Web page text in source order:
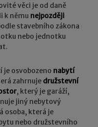
věci je od daně
k němu nejpozději
stavebního zákona
nebo jednotku
je osvobozeno nabytí
zahrnuje družstevní
, který je garáží,
jiný nebytový
osoba, která je
nebo družstevního